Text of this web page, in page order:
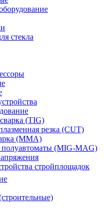
стекла
(TIG)
резка (CUT)
(ММА)
(MIG-MAG)
стройплощадок